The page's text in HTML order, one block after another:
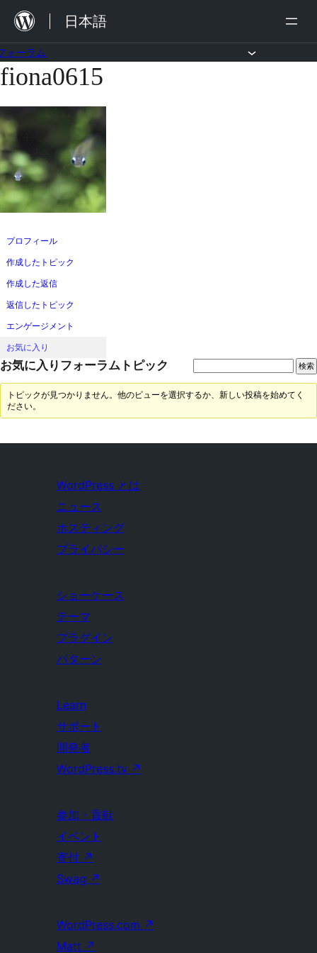
を
ス
ッ
プ
日本語
ォーラム
コ
テ
ン
ツ
へ
ス
ッ
プ
fiona0615
プロフィール
作成したトピック
作成した返信
返信したトピック
エンゲージメント
お気に入り
お気に入りフォーラムトピック
トピックが見つかりません。他のビューを選択するか、新しい投稿を始めてく
ださい。
WordPress とは
ニュース
ホスティング
プライバシー
ショーケース
テーマ
プラグイン
パターン
Learn
サポート
開発者
WordPress.tv ↗
参加・貢献
イベント
寄付 ↗
Swag ↗
WordPress.com ↗
Matt ↗